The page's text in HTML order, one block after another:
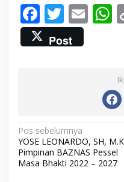
F
ac
e
k
T
w
itt
E
s
A
p
p
Post
N
a
v
Pos sebelumnya
YOSE LEONARDO, SH,
Pimpinan BAZNAS Pessel
Masa Bhakti 2022 – 2027